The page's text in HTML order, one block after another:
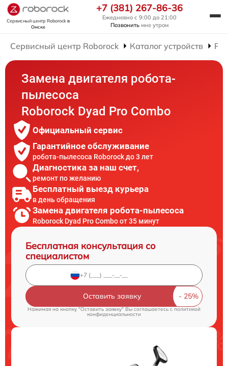
Сервисный центр Roborockв
Омске
+7 (381) 267-86-36
Ежедневно с 9:00 до 21:00
Позвонить мне утром
Сервисный центр Roborock Каталог устройств
Замена двигателя робота-
пылесоса
Roborock Dyad Pro Combo
Официальный сервис
Гарантийное обслуживание
робота-пылесоса Roborock до 3 лет
Диагностика за наш счет,
ремонт по желанию
Бесплатный выезд курьера
в день обращения
Замена двигателя робота-пылесоса
Roborock Dyad Pro Combo от 35 минут
Бесплатная консультация со
специалистом
Оставить заявку
Нажимая на кнопку "Оставить заявку" Вы соглашаетесь cполитикой
конфиденциальности